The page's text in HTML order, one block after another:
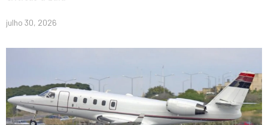
julho 30, 2026